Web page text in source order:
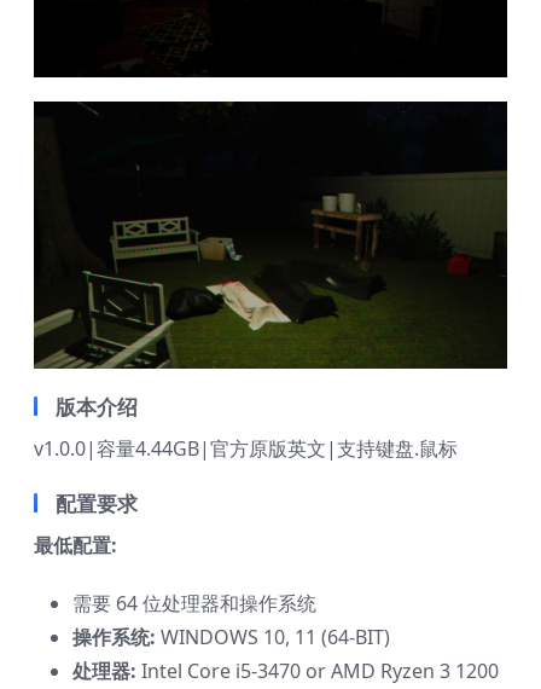
版本介绍
v1.0.0|容量4.44GB|官方原版英文|支持键盘.鼠标
配置要求
最低配置:
需要 64 位处理器和操作系统
操作系统: WINDOWS 10, 11 (64-BIT)
处理器: Intel Core i5-3470 or AMD Ryzen 3 1200